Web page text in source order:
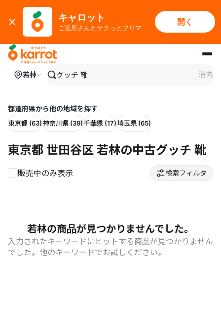
キャロット
ご近所さんとサクっとフリマ
開く
メインコンテンツにスキップ
若林 消去
都道府県から他の地域を探す
東京都 (63)神奈川県 (39)千葉県 (17)埼玉県 (65)
東京都 世田谷区 若林の中古グッチ 靴
販売中のみ表示 検索フィルタ
若林の商品が見つかりませんでした。
入力されたキーワードにヒットする商品が見つかりません
でした。他のキーワードでお試しください。